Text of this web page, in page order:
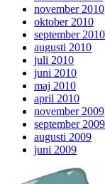
november 2010
oktober 2010
september 2010
augusti 2010
juli 2010
juni 2010
maj 2010
april 2010
november 2009
september 2009
augusti 2009
juni 2009